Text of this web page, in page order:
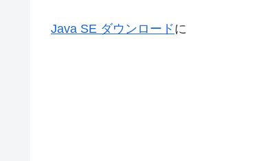
Java SE ダウンロードに